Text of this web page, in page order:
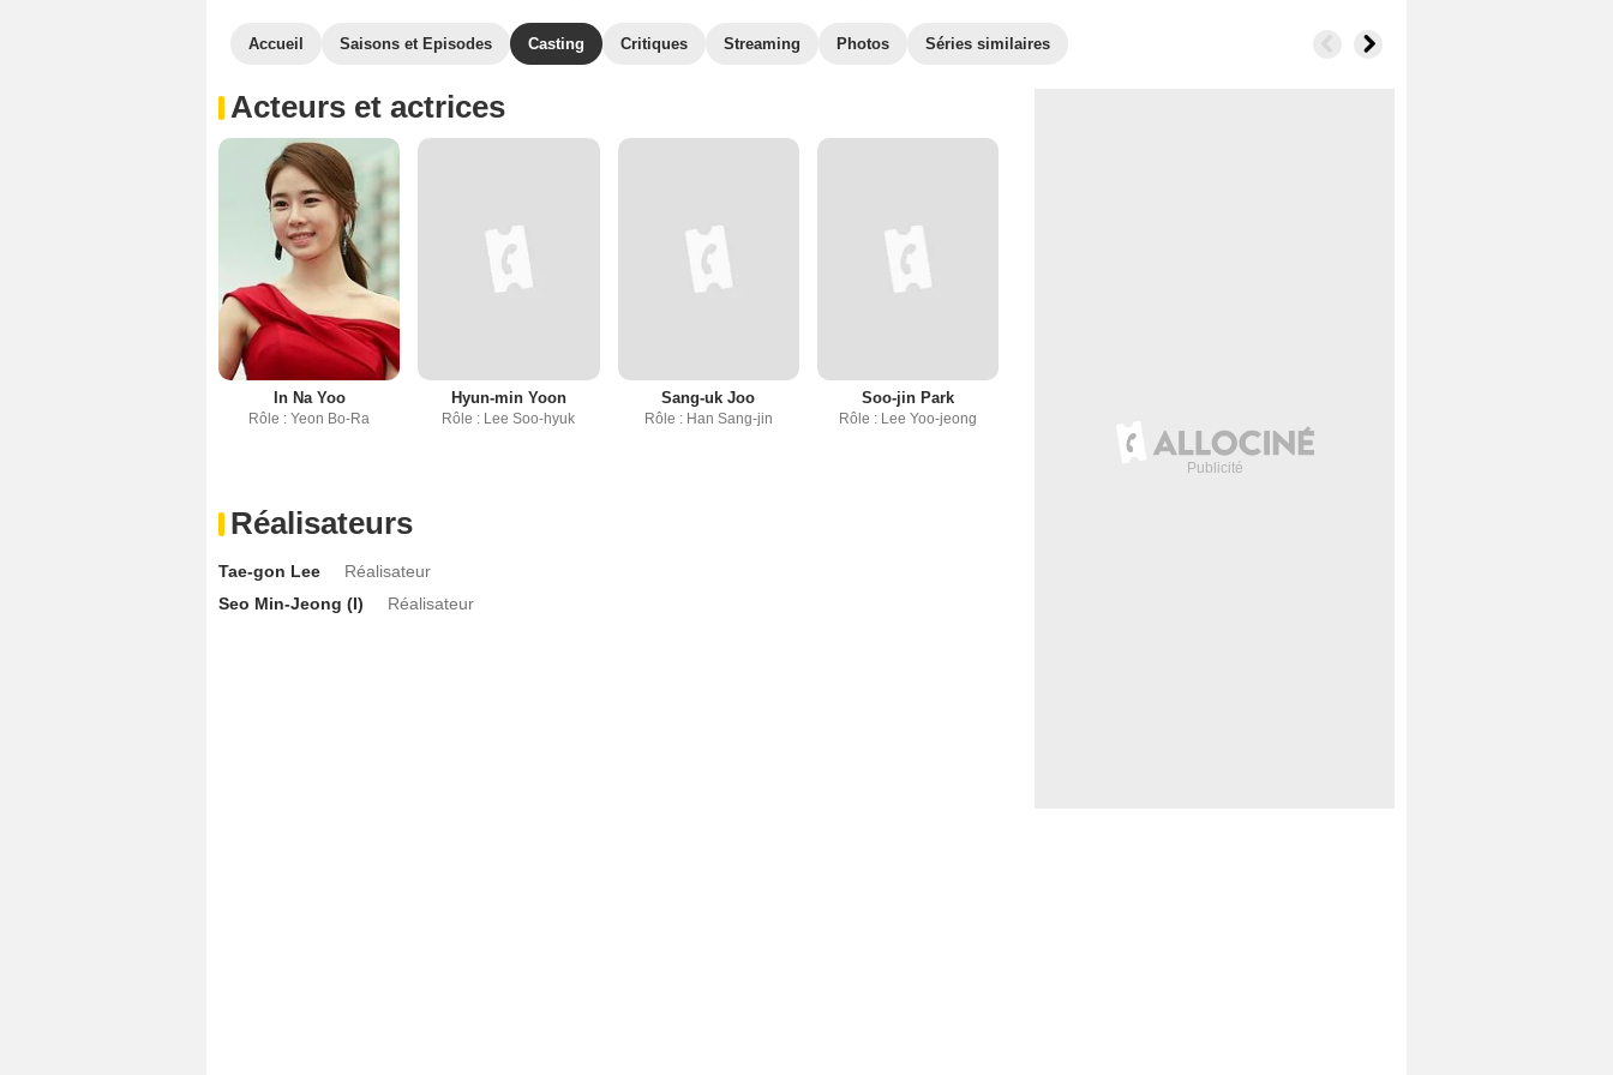
Accueil Saisons et Episodes Casting Critiques Streaming Photos Séries similaires
Acteurs et actrices
In Na Yoo
Rôle : Yeon Bo-Ra
Hyun-min Yoon
Rôle : Lee Soo-hyuk
Sang-uk Joo
Rôle : Han Sang-jin
Soo-jin Park
Rôle : Lee Yoo-jeong
Réalisateurs
Tae-gon Lee
Réalisateur
Seo Min-Jeong (I)
Réalisateur